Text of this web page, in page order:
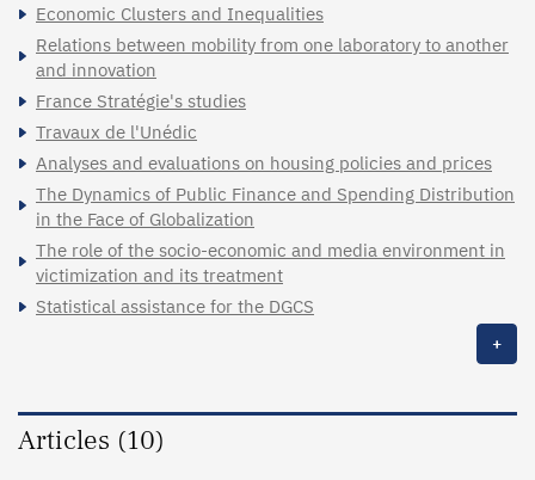
Economic Clusters and Inequalities
Relations between mobility from one laboratory to another
and innovation
France Stratégie's studies
Travaux de l'Unédic
Analyses and evaluations on housing policies and prices
The Dynamics of Public Finance and Spending Distribution
in the Face of Globalization
The role of the socio-economic and media environment in
victimization and its treatment
Statistical assistance for the DGCS
+
Articles (10)